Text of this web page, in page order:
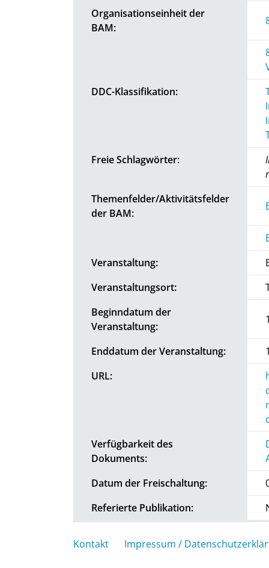
Organisationseinheit der
BAM:
DDC-Klassifikation:
Freie Schlagwörter:
Themenfelder/Aktivitätsfelder
der BAM:
Veranstaltung:
Veranstaltungsort:
Beginndatum der
Veranstaltung:
Enddatum der Veranstaltung:
URL:
Verfügbarkeit des
Dokuments:
Datum der Freischaltung:
Referierte Publikation:
Kontakt Impressum /